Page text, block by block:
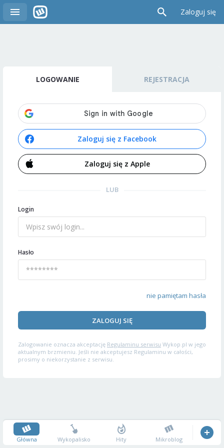
Zaloguj się
LOGOWANIE REJESTRACJA
Zaloguj się z Facebook
Zaloguj się z Apple
LUB
Login
Hasło
nie pamiętam hasła
ZALOGUJ SIĘ
Zalogowanie oznacza akceptację Regulaminu serwisu Wykop.pl w jego
aktualnym brzmieniu. Jeśli nie akceptujesz Regulaminu w całości,
prosimy o niekorzystanie z serwisu.
Główna Wykopalisko Hity Mikroblog